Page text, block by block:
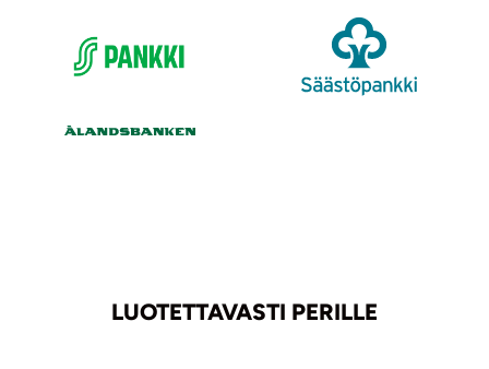
LUOTETTAVASTI PERILLE